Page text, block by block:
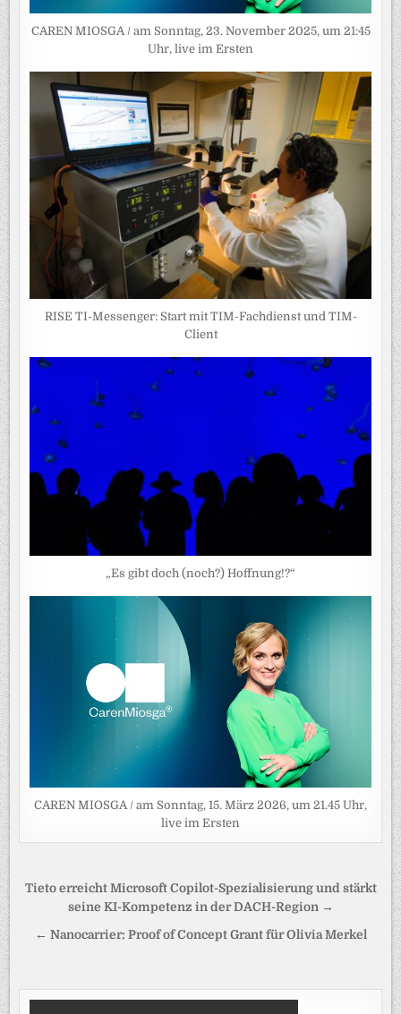
CAREN MIOSGA / am Sonntag, 23. November 2025, um 21:45
Uhr, live im Ersten
RISE TI-Messenger: Start mit TIM-Fachdienst und TIM-
Client
„Es gibt doch (noch?) Hoffnung!?“
CAREN MIOSGA / am Sonntag, 15. März 2026, um 21.45 Uhr,
live im Ersten
Beitragsnavigation
Tieto erreicht Microsoft Copilot-Spezialisierung und stärkt
seine KI-Kompetenz in der DACH-Region →
← Nanocarrier: Proof of Concept Grant für Olivia Merkel